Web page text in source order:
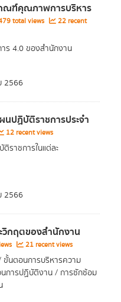
ณฑ์คุณภาพการบริหาร
total views
22 recent
าร 4.0 ของสำนักงาน
2566
ปฏิบัติราชการประจำ
12 recent views
ราชการในแต่ละ
2566
กฤตของสำนักงาน
21 recent views
ขั้นตอนการบริหารความ
การปฏิบัติงาน / การซักซ้อม